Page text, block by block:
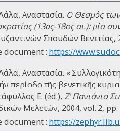
Αναστασία. Ο Θεσμός των
(13ος-18ος αι.): μία
Σπουδών Βενετίας,
document : https://
Αναστασία. «
περίοδο τῆς βενετικῆς
Ε. (éd.), Ζ' Πανιόνιο
Μελετών, 2004, vol. 2, pp.
document : https://